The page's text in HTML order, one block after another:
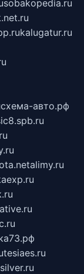
sobakopedia.ru
kalugatur.ru
схема-авто.рф
alimy.ru
tesiaes.ru